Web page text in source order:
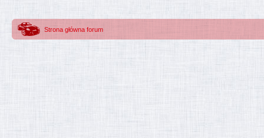
Strona główna forum